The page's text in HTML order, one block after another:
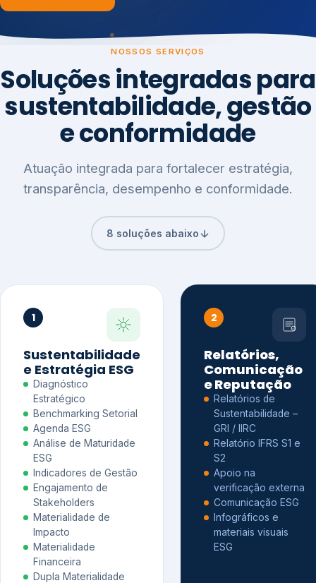
NOSSOS SERVIÇOS
Soluções integradas para
sustentabilidade, gestão
e conformidade
Atuação integrada para fortalecer estratégia,
transparência, desempenho e conformidade.
8 soluções abaixo
1
Sustentabilidade
e Estratégia ESG
Diagnóstico
Estratégico
Benchmarking Setorial
Agenda ESG
Análise de Maturidade
ESG
Indicadores de Gestão
Engajamento de
Stakeholders
Materialidade de
Impacto
Materialidade
Financeira
Dupla Materialidade
2
Relatórios,
Comunicação
e Reputação
Relatórios de
Sustentabilidade –
GRI / IIRC
Relatório IFRS S1 e
S2
Apoio na
verificação externa
Comunicação ESG
Infográficos e
materiais visuais
ESG